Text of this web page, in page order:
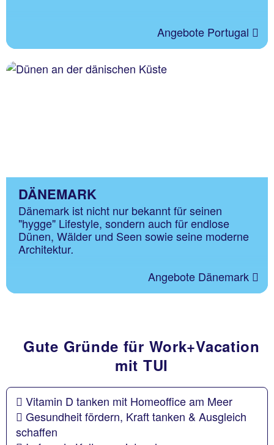
Angebote Portugal
DÄNEMARK
Dänemark ist nicht nur bekannt für seinen
"hygge" Lifestyle, sondern auch für endlose
Dünen, Wälder und Seen sowie seine moderne
Architektur.
Angebote Dänemark
Gute Gründe für Work+Vacation
mit TUI
Vitamin D tanken mit Homeoffice am Meer
Gesundheit fördern, Kraft tanken & Ausgleich
schaffen